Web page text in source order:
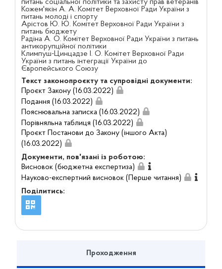
питань соціальної політики та захисту прав ветеранів
Кожем'якін А. А. Комітет Верховної Ради України з
питань молоді і спорту
Арістов Ю. Ю. Комітет Верховної Ради України з
питань бюджету
Радіна А. О. Комітет Верховної Ради України з питань
антикорупційної політики
Климпуш-Цинцадзе І. О. Комітет Верховної Ради
України з питань інтеграції України до
Європейського Союзу
Текст законопроєкту та супровідні документи:
Проєкт Закону (16.03.2022)
Подання (16.03.2022)
Пояснювальна записка (16.03.2022)
Порівняльна таблиця (16.03.2022)
Проєкт Постанови до Закону (іншого Акта)
(16.03.2022)
Документи, пов'язані із роботою:
Висновок (бюджетна експертиза)
Науково-експертний висновок (Перше читання)
Поділитись:
Проходження